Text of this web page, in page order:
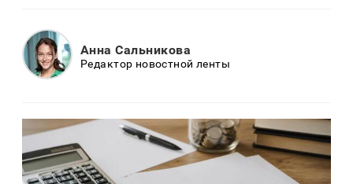
Анна Сальникова
Редактор новостной ленты